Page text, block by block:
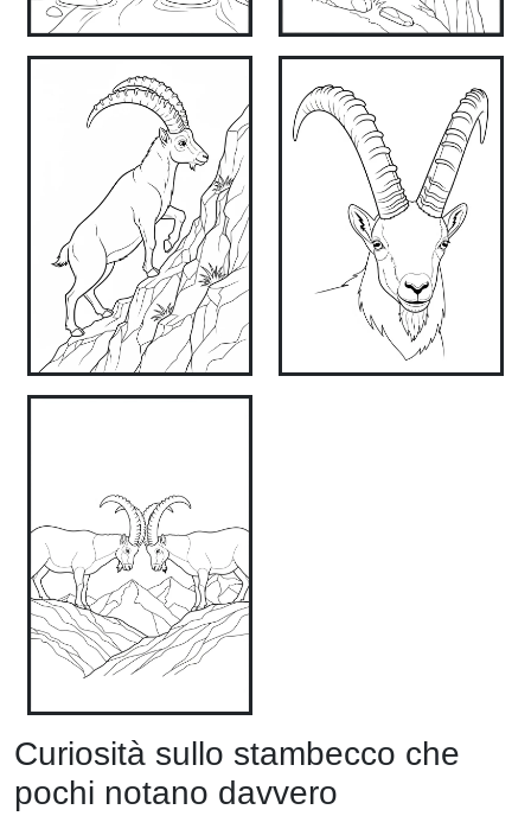
Curiosità sullo stambecco che
pochi notano davvero